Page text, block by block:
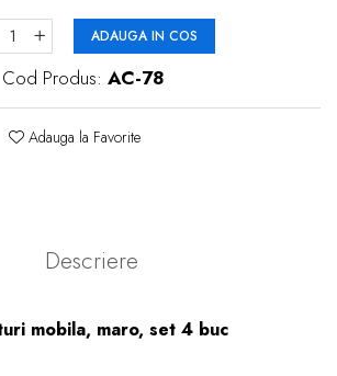
ADAUGA IN COS
Cod Produs: AC-78
Adauga la Favorite
Descriere
mobila, maro, set 4 buc